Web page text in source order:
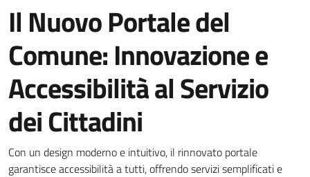
Il Nuovo Portale del
Comune: Innovazione e
Accessibilità al Servizio
dei Cittadini
Dettagli della notizia
Con un design moderno e intuitivo, il rinnovato portale
garantisce accessibilità a tutti, offrendo servizi semplificati e